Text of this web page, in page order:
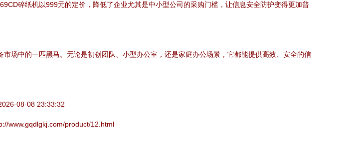
碎纸机以999元的定价，降低了企业尤其是中小型公司的采购门槛，让信息安全防护变得更加普
场中的一匹黑马。无论是初创团队、小型办公室，还是家庭办公场景，它都能提供高效、安全的信
08-08 23:33:32
www.gqdlgkj.com/product/12.html